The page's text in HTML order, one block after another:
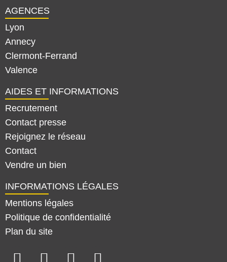
AGENCES
Lyon
Annecy
Clermont-Ferrand
Valence
AIDES ET INFORMATIONS
Recrutement
Contact presse
Rejoignez le réseau
Contact
Vendre un bien
INFORMATIONS LÉGALES
Mentions légales
Politique de confidentialité
Plan du site